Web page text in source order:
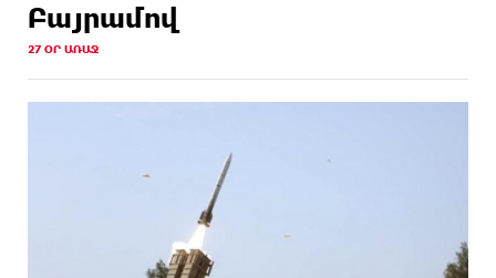
Բայրամով
27 ՕՐ ԱՌԱՋ